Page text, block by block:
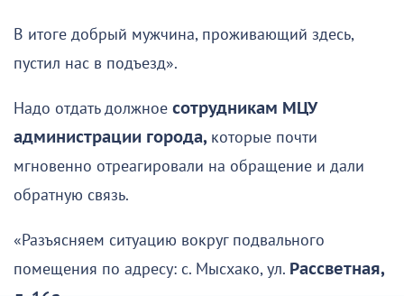
В итоге добрый мужчина, проживающий здесь,
пустил нас в подъезд».
Надо отдать должное сотрудникам МЦУ
администрации города, которые почти
мгновенно отреагировали на обращение и дали
обратную связь.
«Разъясняем ситуацию вокруг подвального
помещения по адресу: с. Мысхако, ул. Рассветная,